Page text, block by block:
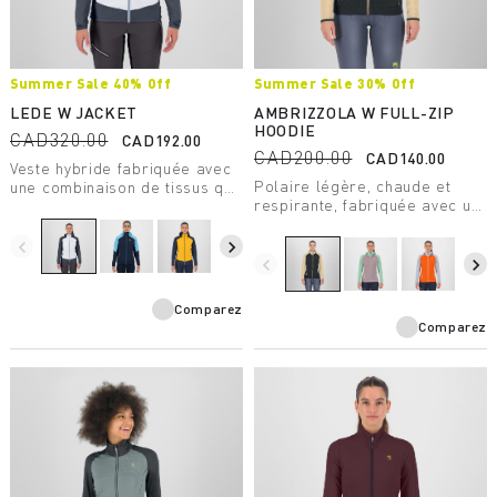
Summer Sale 40% Off
LEDE W JACKET
CAD320.00
CAD192.00
Veste hybride fabriquée avec
une combinaison de tissus qui
mouvement, chaleur et une
excellente protection contre
le vent.
navigate_before navigate_next
Comparez
Summer Sale 30% Off
AMBRIZZOLA W FULL-ZIP
HOODIE
CAD200.00
CAD140.00
Polaire légère, chaude et
respirante, fabriquée avec un
pour les activités de plein air
estivales.
navigate_before navigate_next
Comparez